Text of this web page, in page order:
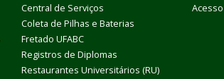
Central de Serviços
Coleta de Pilhas e Baterias
Fretado UFABC
Registros de Diplomas
Restaurantes Universitários (RU)